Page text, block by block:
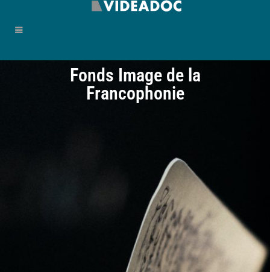
Fonds Image de la
Francophonie